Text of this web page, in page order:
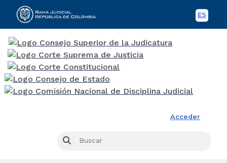
ES
Acceder
Buscar